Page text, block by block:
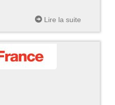
Lire la suite